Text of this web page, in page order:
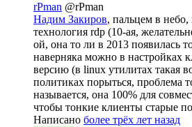
rPman @rPman
Надим Закиров, пальцем в небо,
технология rdp (10-ая,
ой, она то ли в 2013 появилась
наверняка можно в настройках
версию (в linux утилитах такая
политиках порыться, проблема
называется, она 100% для
чтобы тонкие клиенты старые
Написано более трёх лет назад